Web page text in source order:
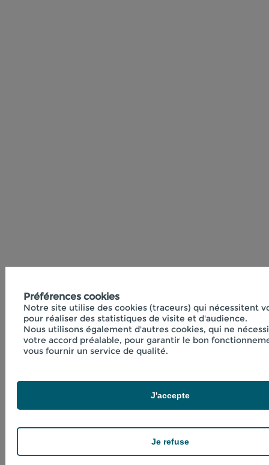
Préférences cookies
Notre site utilise des cookies (traceurs) qui nécessitent
pour réaliser des statistiques de visite et d'audience.
Nous utilisons également d'autres cookies, qui ne
votre accord préalable, pour garantir le bon
vous fournir un service de qualité.
Je refuse
J'accepte